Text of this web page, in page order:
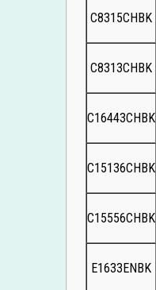
C8315CHBK
C8313CHBK
C16443CHBK
C15136CHBK
C15556CHBK
E1633ENBK